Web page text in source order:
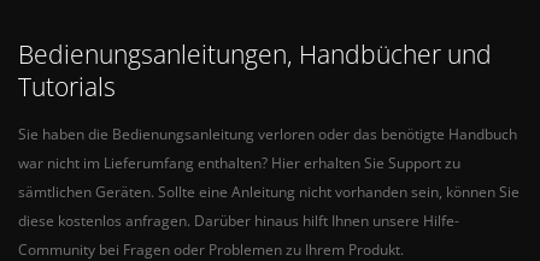
Bedienungsanleitungen, Handbücher und
Tutorials
Sie haben die Bedienungsanleitung verloren oder das benötigte Handbuch
war nicht im Lieferumfang enthalten? Hier erhalten Sie Support zu
sämtlichen Geräten. Sollte eine Anleitung nicht vorhanden sein, können Sie
diese kostenlos anfragen. Darüber hinaus hilft Ihnen unsere Hilfe-
Community bei Fragen oder Problemen zu Ihrem Produkt.